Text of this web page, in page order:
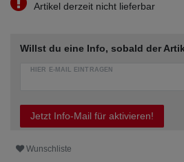
Artikel derzeit nicht lieferbar
Willst du eine Info, sobald der
HIER E-MAIL EINTRAGEN
Jetzt Info-Mail für aktivieren!
Wunschliste